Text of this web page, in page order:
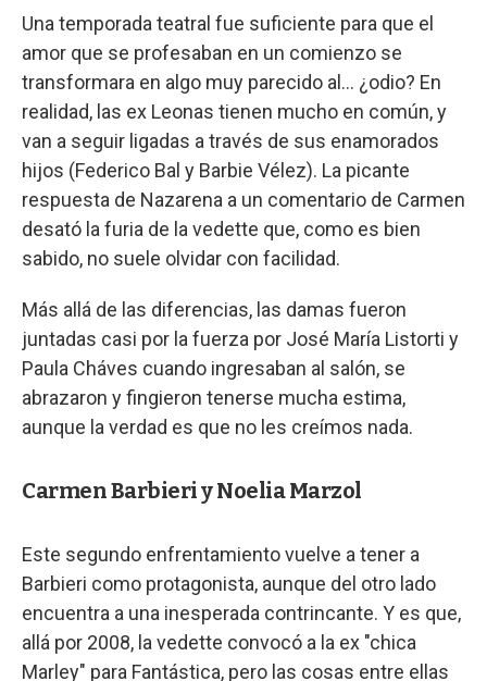
Una temporada teatral fue suficiente para que el
amor que se profesaban en un comienzo se
transformara en algo muy parecido al... ¿odio? En
realidad, las ex Leonas tienen mucho en común, y
van a seguir ligadas a través de sus enamorados
hijos (Federico Bal y Barbie Vélez). La picante
respuesta de Nazarena a un comentario de Carmen
desató la furia de la vedette que, como es bien
sabido, no suele olvidar con facilidad.
Más allá de las diferencias, las damas fueron
juntadas casi por la fuerza por José María Listorti y
Paula Cháves cuando ingresaban al salón, se
abrazaron y fingieron tenerse mucha estima,
aunque la verdad es que no les creímos nada.
Carmen Barbieri y Noelia Marzol
Este segundo enfrentamiento vuelve a tener a
Barbieri como protagonista, aunque del otro lado
encuentra a una inesperada contrincante. Y es que,
allá por 2008, la vedette convocó a la ex "chica
Marley" para Fantástica, pero las cosas entre ellas